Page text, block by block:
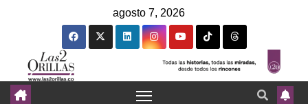
agosto 7, 2026